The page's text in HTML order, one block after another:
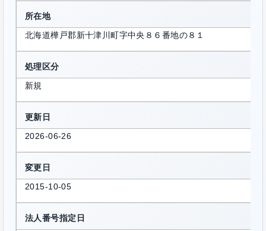
所在地
北海道樺戸郡新十津川町字中央８６番地の８１
処理区分
新規
更新日
2026-06-26
変更日
2015-10-05
法人番号指定日